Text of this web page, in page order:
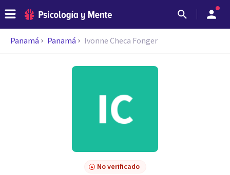
Panamá Panamá Ivonne Checa Fonger
No verificado